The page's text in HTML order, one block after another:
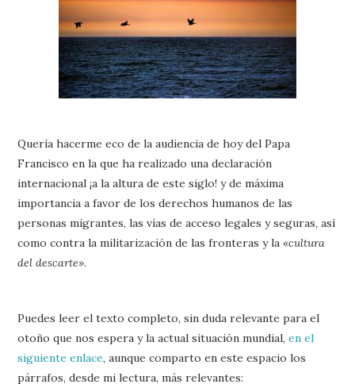
Quería hacerme eco de la audiencia de hoy del Papa
Francisco en la que ha realizado una declaración
internacional ¡a la altura de este siglo! y de máxima
importancia a favor de los derechos humanos de las
personas migrantes, las vías de acceso legales y seguras, así
como contra la militarización de las fronteras y la«cultura
del descarte».
Puedes leer el texto completo, sin duda relevante para el
otoño que nos espera y la actual situación mundial,en el
siguiente enlace, aunque comparto en este espacio los
párrafos, desde mi lectura, más relevantes: